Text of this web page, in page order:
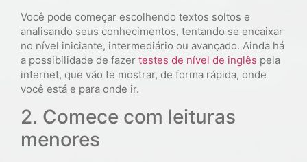
Você pode começar escolhendo textos soltos e
analisando seus conhecimentos, tentando se encaixar
no nível iniciante, intermediário ou avançado. Ainda há
a possibilidade de fazer testes de nível de inglês pela
internet, que vão te mostrar, de forma rápida, onde
você está e para onde ir.
2. Comece com leituras
menores